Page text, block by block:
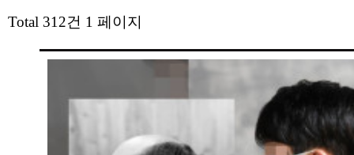
Total 312건 1 페이지